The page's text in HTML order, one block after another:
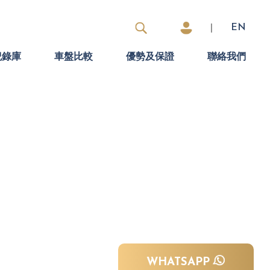
EN
錄庫 車盤比較 優勢及保證 聯絡我們
WHATSAPP